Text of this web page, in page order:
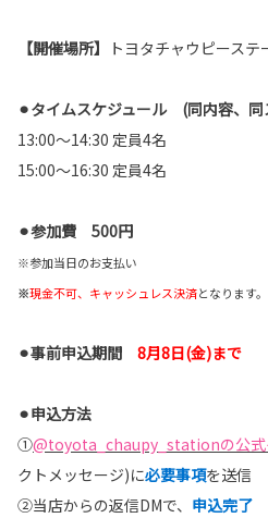
【開催場所】 トヨタチャウピーステ
⚫タイムスケジュール (同内容、同
13:00〜14:30 定員4名
15:00〜16:30 定員4名
⚫参加費 500円
※参加当日のお支払い
※現金不可、キャッシュレス決済となります。
⚫事前申込期間 8月8日(金)まで
⚫申込方法
①@toyota_chaupy_stationの公式
クトメッセージ)に必要事項を送信
②当店からの返信DMで、 申込完了